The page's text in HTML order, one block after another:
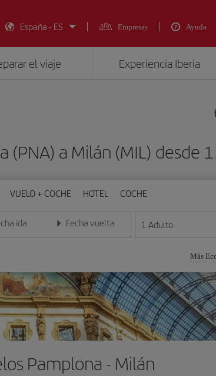
España - ES
Empresas Ayuda
el viaje Experiencia Iberia
(PNA) a Milán (MIL) desde
VUELO + COCHE HOTEL COCHE
ida
la fecha en formato día/mes/año
Fecha vuelta
Introduce la fecha en formato día/mes/año
1 Adulto
Más
Pamplona - Milán